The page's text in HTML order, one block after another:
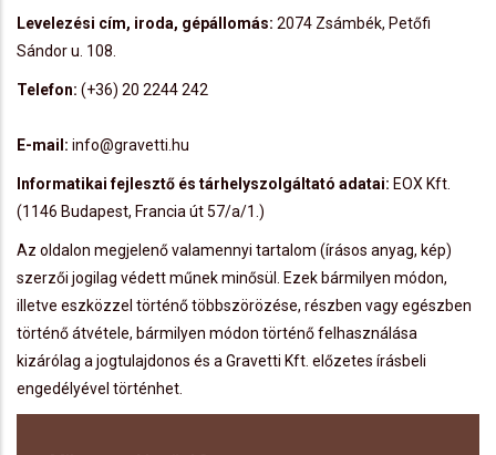
Levelezési cím, iroda, gépállomás: 2074 Zsámbék, Petőfi
Sándor u. 108.
Telefon: (+36) 20 2244 242
E-mail: info@gravetti.hu
Informatikai fejlesztő és tárhelyszolgáltató adatai: EOX Kft.
(1146 Budapest, Francia út 57/a/1.)
Az oldalon megjelenő valamennyi tartalom (írásos anyag, kép)
szerzői jogilag védett műnek minősül. Ezek bármilyen módon,
illetve eszközzel történő többszörözése, részben vagy egészben
történő átvétele, bármilyen módon történő felhasználása
kizárólag a jogtulajdonos és a Gravetti Kft. előzetes írásbeli
engedélyével történhet.